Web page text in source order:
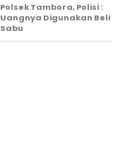
Polsek Tambora, Polisi :
Uangnya Digunakan Beli
Sabu